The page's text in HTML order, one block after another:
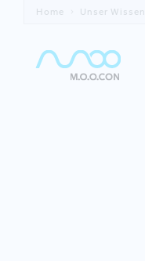
Home Unser Wissen